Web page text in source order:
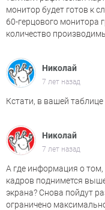
монитор будет готов к
60-герцового монитора
количество
Николай
7 лет назад
Кстати, в вашей
Николай
7 лет назад
А где информация о том,
кадров поднимется
экрана? Снова пойдут
ограничено